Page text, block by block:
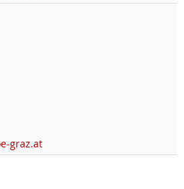
graz.at